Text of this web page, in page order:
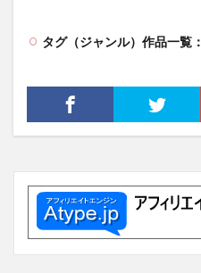
タグ（ジャンル）作品一覧：